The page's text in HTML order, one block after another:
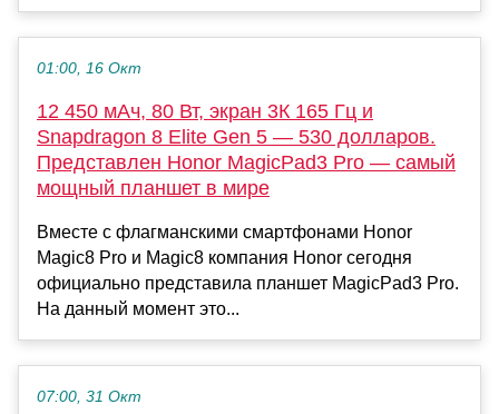
01:00, 16 Окт
12 450 мАч, 80 Вт, экран 3К 165 Гц и
Snapdragon 8 Elite Gen 5 — 530 долларов.
Представлен Honor MagicPad3 Pro — самый
мощный планшет в мире
Вместе с флагманскими смартфонами Honor
Magic8 Pro и Magic8 компания Honor сегодня
официально представила планшет MagicPad3 Pro.
На данный момент это...
07:00, 31 Окт